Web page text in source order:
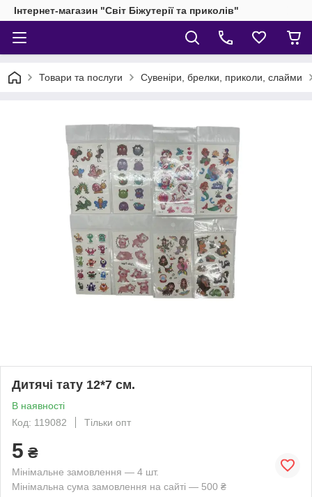
Інтернет-магазин "Світ Біжутерії та приколів"
Товари та послуги Сувеніри, брелки, приколи, слайми
Дитячі тату 12*7 см.
В наявності
Код: 119082
Тільки опт
5 ₴
Мінімальне замовлення — 4 шт.
Мінімальна сума замовлення на сайті — 500 ₴